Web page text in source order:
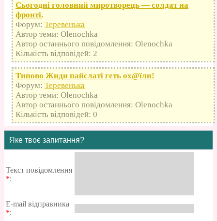
Сьогодні головний миротворець — солдат на
фронті.
Форум: Теревенька
Автор теми: Olenochka
Автор останнього повідомлення: Olenochka
Кількість відповідей: 2
Типово Жиди пайслаті геть оx@їли!
Форум: Теревенька
Автор теми: Olenochka
Автор останнього повідомлення: Olenochka
Кількість відповідей: 0
Яке твоє запитання?
Текст повідомлення
*:
E-mail відправника
*: